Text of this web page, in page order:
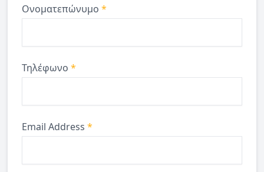
Ονοματεπώνυμο *
Τηλέφωνο *
Email Address *